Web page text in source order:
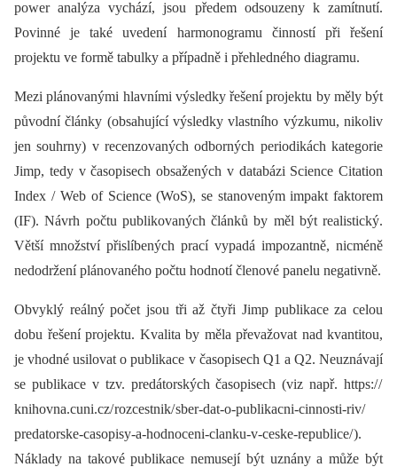
power analýza vychází, jsou předem odsouzeny k zamítnutí.
Povinné je také uvedení harmonogramu činností při řešení
projektu ve formě tabulky a případně i přehledného diagramu.
Mezi plánovanými hlavními výsledky řešení projektu by měly být
původní články (obsahující výsledky vlastního výzkumu, nikoliv
jen souhrny) v recenzovaných odborných periodikách kategorie
Jimp, tedy v časopisech obsažených v databázi Science Citation
Index / Web of Science (WoS), se stanoveným impakt faktorem
(IF). Návrh počtu publikovaných článků by měl být realistický.
Větší množství přislíbených prací vypadá impozantně, nicméně
nedodržení plánovaného počtu hodnotí členové panelu negativně.
Obvyklý reálný počet jsou tři až čtyři Jimp publikace za celou
dobu řešení projektu. Kvalita by měla převažovat nad kvantitou,
je vhodné usilovat o publikace v časopisech Q1 a Q2. Neuznávají
se publikace v tzv. predátorských časopisech (viz např. https:/ /
knihovna.cuni.cz/ rozcestnik/ sber-dat-o-publikacni-cinnosti-riv/
predatorske-casopisy-a-hodnoceni-clanku-v-ceske-republice/ ).
Náklady na takové publikace nemusejí být uznány a může být